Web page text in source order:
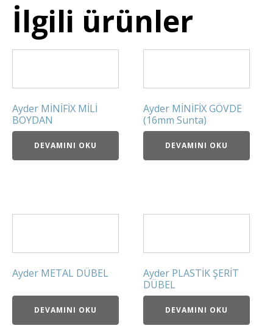
İlgili ürünler
Ayder MİNİFİX MİLİ
BOYDAN
DEVAMINI OKU
Ayder MİNİFİX GÖVDE
(16mm Sunta)
DEVAMINI OKU
Ayder METAL DÜBEL
DEVAMINI OKU
Ayder PLASTİK ŞERİT
DÜBEL
DEVAMINI OKU